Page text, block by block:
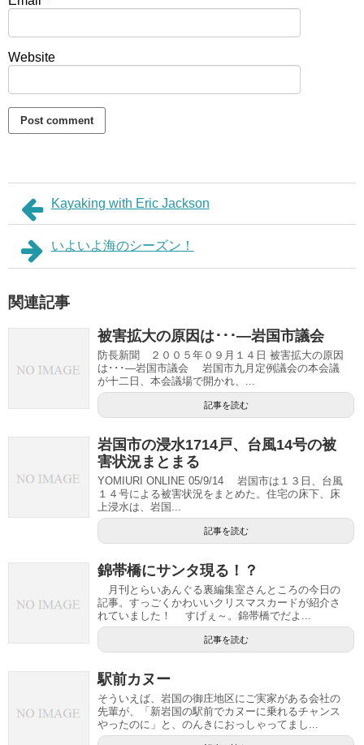
Website
Kayaking with Eric Jackson
いよいよ海のシーズン！
関連記事
被害拡大の原因は･･･―岩国市議会
防長新聞 ２００５年０９月１４日 被害拡大の原因
は･･･―岩国市議会 岩国市九月定例議会の本会議
が十二日、本会議場で開かれ、...
記事を読む
岩国市の浸水1714戸、台風14号の被
害状況まとまる
YOMIURI ONLINE 05/9/14 岩国市は１３日、台風
１４号による被害状況をまとめた。住宅の床下、床
上浸水は、岩国...
記事を読む
錦帯橋にサンタ現る！？
月刊とらいあんぐる裏編集室さんところの今日の
記事。すっごくかわいいクリスマスカードが紹介さ
れていました！ すげぇ～。錦帯橋でだよ...
記事を読む
駅前カヌー
そういえば、岩国の御庄地区にご実家がある会社の
先輩が、「新岩国の駅前でカヌーに乗れるチャンス
やったのに」と、のんきにおっしゃってまし...